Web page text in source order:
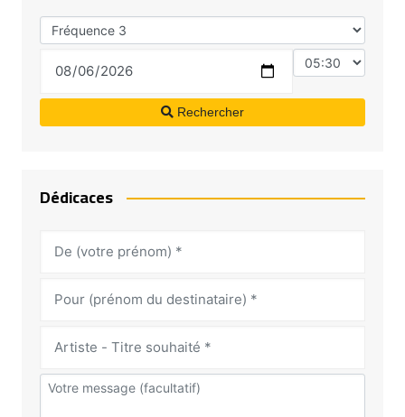
Rechercher
Dédicaces